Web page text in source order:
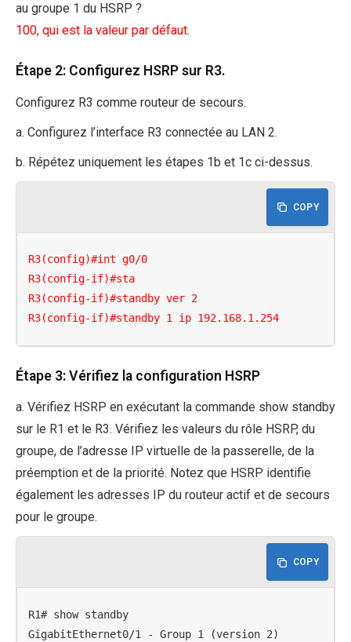
au groupe 1 du HSRP ?
100, qui est la valeur par défaut.
Étape 2: Configurez HSRP sur R3.
Configurez R3 comme routeur de secours.
a. Configurez l’interface R3 connectée au LAN 2.
b. Répétez uniquement les étapes 1b et 1c ci-dessus.
COPY
R3(config)#int g0/0
R3(config-if)#sta
R3(config-if)#standby ver 2
R3(config-if)#standby 1 ip 192.168.1.254
Étape 3: Vérifiez la configuration HSRP
a. Vérifiez HSRP en exécutant la commande show standby
sur le R1 et le R3. Vérifiez les valeurs du rôle HSRP, du
groupe, de l’adresse IP virtuelle de la passerelle, de la
préemption et de la priorité. Notez que HSRP identifie
également les adresses IP du routeur actif et de secours
pour le groupe.
COPY
R1# show standby
GigabitEthernet0/1 - Group 1 (version 2)